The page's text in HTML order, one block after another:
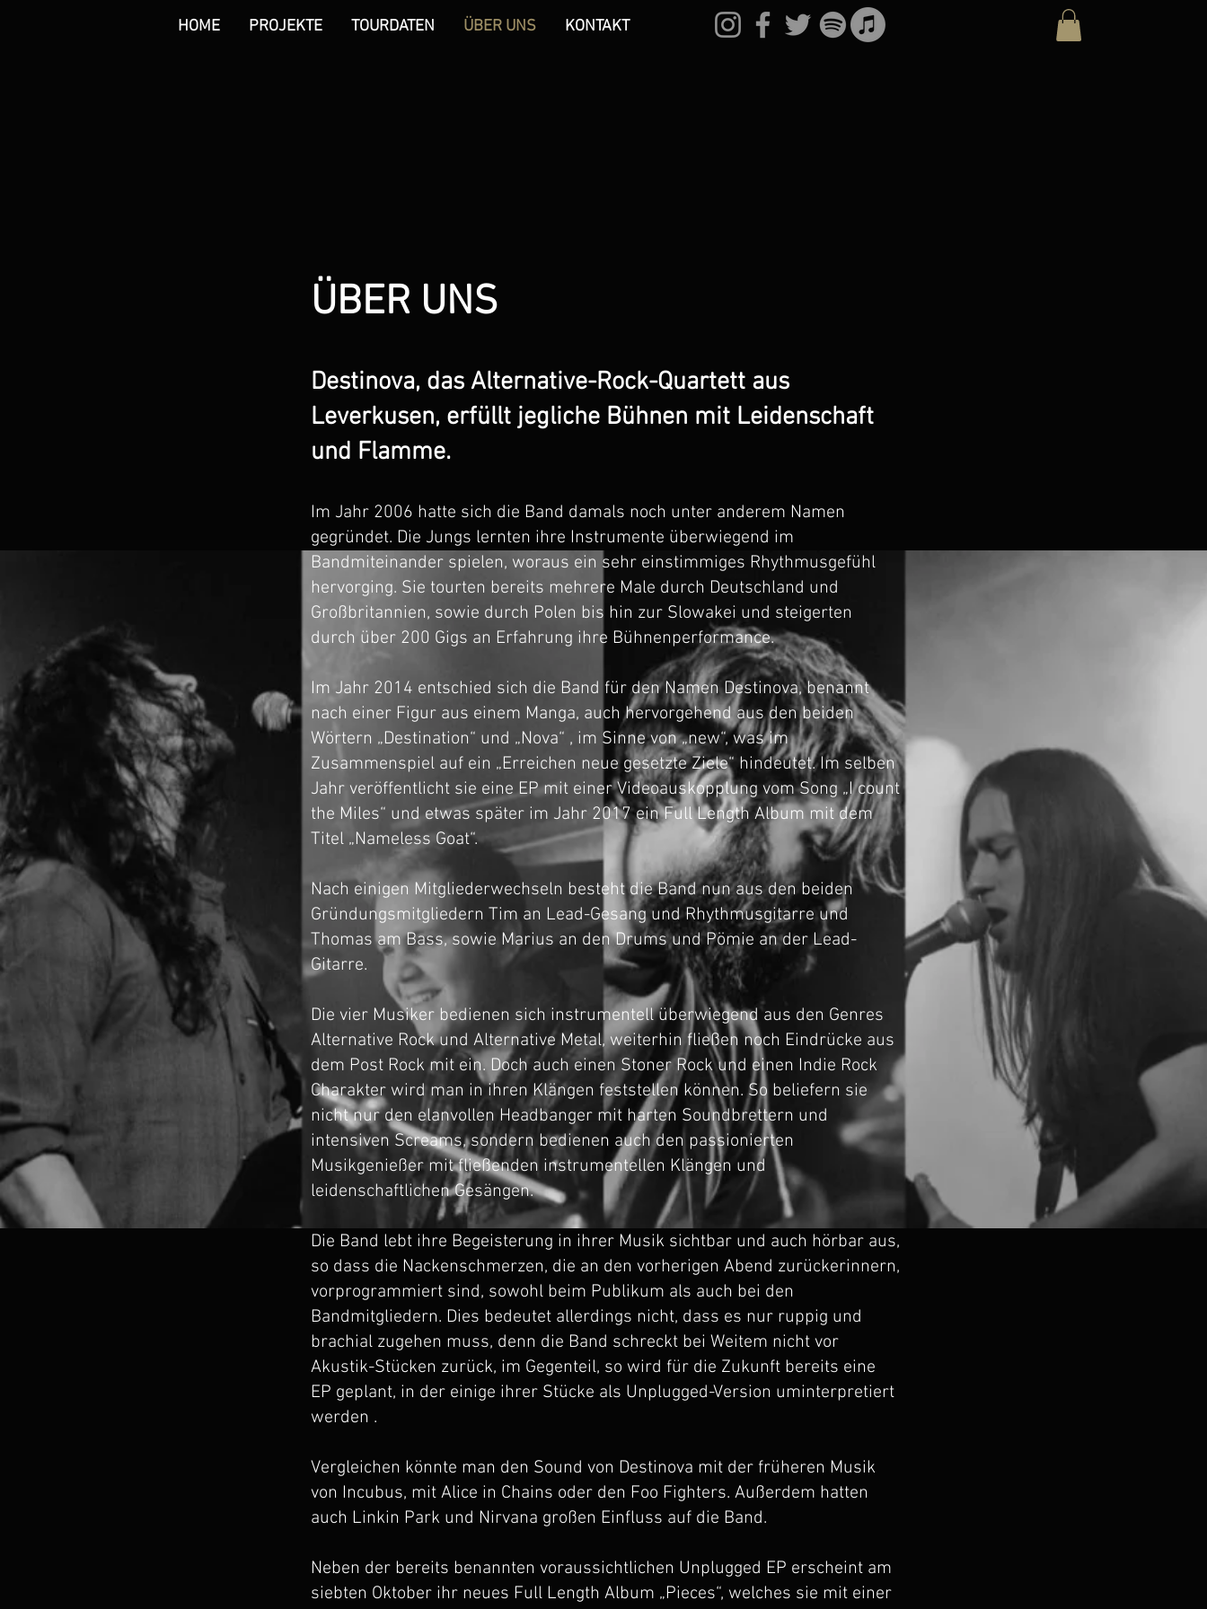
HOME PROJEKTE TOURDATEN ÜBER UNS KONTAKT
ÜBER UNS
Destinova, das Alternative-Rock-Quartett aus
Leverkusen, erfüllt jegliche Bühnen mit Leidenschaft
und Flamme.
Im Jahr 2006 hatte sich die Band damals noch unter anderem Namen
gegründet. Die Jungs lernten ihre Instrumente überwiegend im
Bandmiteinander spielen, woraus ein sehr einstimmiges Rhythmusgefühl
hervorging. Sie tourten bereits mehrere Male durch Deutschland und
Großbritannien, sowie durch Polen bis hin zur Slowakei und steigerten
durch über 200 Gigs an Erfahrung ihre Bühnenperformance.
Im Jahr 2014 entschied sich die Band für den Namen Destinova, benannt
nach einer Figur aus einem Manga, auch hervorgehend aus den beiden
Wörtern „Destination“ und „Nova“ , im Sinne von „new“, was im
Zusammenspiel auf ein „Erreichen neue gesetzte Ziele“ hindeutet. Im selben
Jahr veröffentlicht sie eine EP mit einer Videoauskopplung vom Song „I count
the Miles“ und etwas später im Jahr 2017 ein Full Length Album mit dem
Titel „Nameless Goat“.
Nach einigen Mitgliederwechseln besteht die Band nun aus den beiden
Gründungsmitgliedern Tim an Lead-Gesang und Rhythmusgitarre und
Thomas am Bass, sowie Marius an den Drums und Pömie an der Lead-
Gitarre.
Die vier Musiker bedienen sich instrumentell überwiegend aus den Genres
Alternative Rock und Alternative Metal, weiterhin fließen noch Eindrücke aus
dem Post Rock mit ein. Doch auch einen Stoner Rock und einen Indie Rock
Charakter wird man in ihren Klängen feststellen können. So beliefern sie
nicht nur den elanvollen Headbanger mit harten Soundbrettern und
intensiven Screams, sondern bedienen auch den passionierten
Musikgenießer mit fließenden instrumentellen Klängen und
leidenschaftlichen Gesängen.
Die Band lebt ihre Begeisterung in ihrer Musik sichtbar und auch hörbar aus,
so dass die Nackenschmerzen, die an den vorherigen Abend zurückerinnern,
vorprogrammiert sind, sowohl beim Publikum als auch bei den
Bandmitgliedern. Dies bedeutet allerdings nicht, dass es nur ruppig und
brachial zugehen muss, denn die Band schreckt bei Weitem nicht vor
Akustik-Stücken zurück, im Gegenteil, so wird für die Zukunft bereits eine
EP geplant, in der einige ihrer Stücke als Unplugged-Version uminterpretiert
werden .
Vergleichen könnte man den Sound von Destinova mit der früheren Musik
von Incubus, mit Alice in Chains oder den Foo Fighters. Außerdem hatten
auch Linkin Park und Nirvana großen Einfluss auf die Band.
Neben der bereits benannten voraussichtlichen Unplugged EP erscheint am
siebten Oktober ihr neues Full Length Album „Pieces“, welches sie mit einer